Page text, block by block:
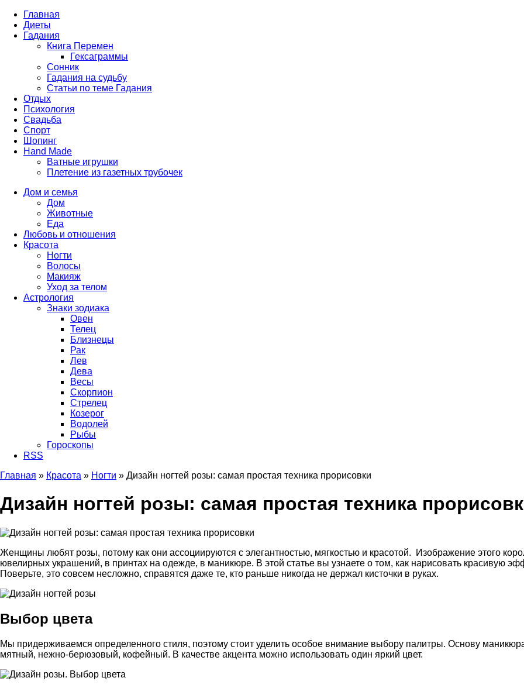
Главная
Диеты
Гадания
Книга Перемен
Гексаграммы
Сонник
Гадания на судьбу
Статьи по теме Гадания
Отдых
Психология
Свадьба
Спорт
Шопинг
Hand Made
Ватные игрушки
Плетение из газетных трубочек
Дом и семья
Дом
Животные
Еда
Любовь и отношения
Красота
Ногти
Волосы
Макияж
Уход за телом
Астрология
Знаки зодиака
Овен
Телец
Близнецы
Рак
Лев
Дева
Весы
Скорпион
Стрелец
Козерог
Водолей
Рыбы
Гороскопы
RSS
Главная » Красота » Ногти » Дизайн ногтей розы: самая простая техника прорисовки
Дизайн ногтей розы: самая простая техника
Женщины любят розы, потому как они ассоциируются с элегантностью, мягкостью и красотой. Изображение этого
ювелирных украшений, в принтах на одежде, в маникюре. В этой статье вы узнаете о том, как нарисовать красивую
Поверьте, это совсем несложно, справятся даже те, кто раньше никогда не держал кисточки в руках.
Выбор цвета
Мы придерживаемся определенного стиля, поэтому стоит уделить особое внимание выбору палитры. Основу
мятный, нежно-берюзовый, кофейный. В качестве акцента можно использовать один яркий цвет.